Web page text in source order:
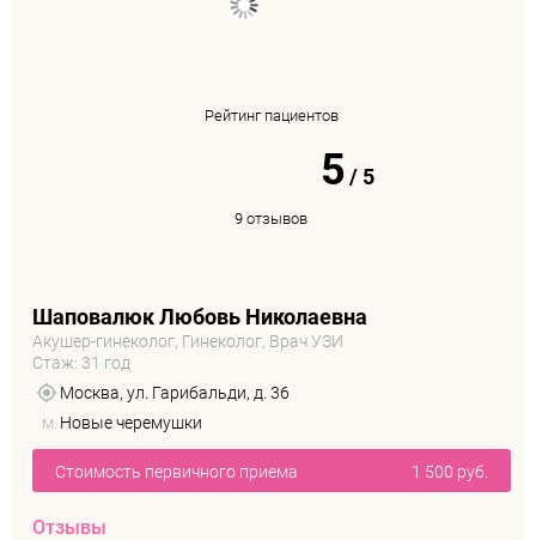
Рейтинг пациентов
5/5
9 отзывов
Шаповалюк Любовь Николаевна
Акушер-гинеколог, Гинеколог, Врач УЗИ
Стаж: 31 год
Москва, ул. Гарибальди, д. 36
м. Новые черемушки
Стоимость первичного приема 1 500 руб.
Отзывы